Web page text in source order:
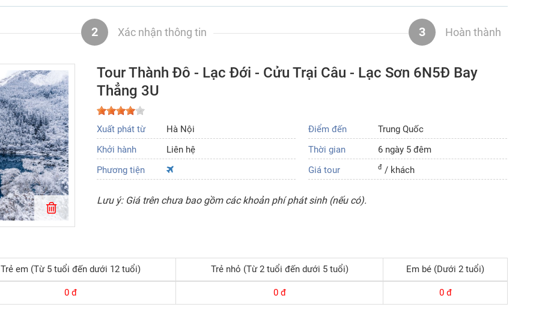
2 Xác nhận thông tin 3 Hoàn thành
Tour Thành Đô - Lạc Đới - Cửu Trại Câu - Lạc Sơn 6N5Đ Bay
Thẳng 3U
Xuất phát từ Hà Nội Điểm đến
Trung Quốc
Khởi hành
Liên hệ Thời gian
6 ngày 5 đêm
Phương tiện
Giá tour đ / khách
Lưu ý: Giá trên chưa bao gồm các khoản phí phát sinh (nếu có).
Trẻ em (Từ 5 tuổi đến dưới 12 tuổi) Trẻ nhỏ (Từ 2 tuổi đến dưới 5 tuổi) Em bé (Dưới 2 tuổi)
0 đ 0đ 0đ